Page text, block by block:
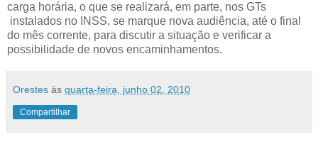
carga horária, o que se realizará, em parte, nos GTs
instalados no INSS, se marque nova audiência, até o final
do mês corrente, para discutir a situação e verificar a
possibilidade de novos encaminhamentos.
Orestes às quarta-feira, junho 02, 2010
Compartilhar